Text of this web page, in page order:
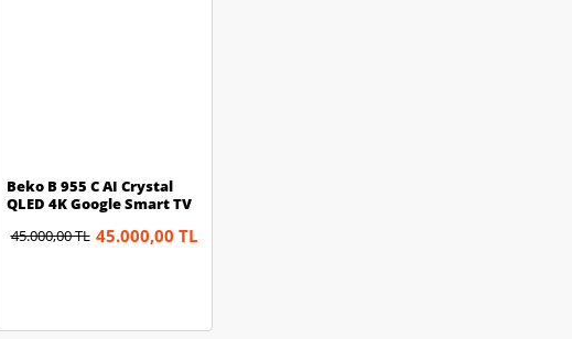
Beko B 955 C AI Crystal
QLED 4K Google Smart TV
45.000,00 TL 45.000,00 TL